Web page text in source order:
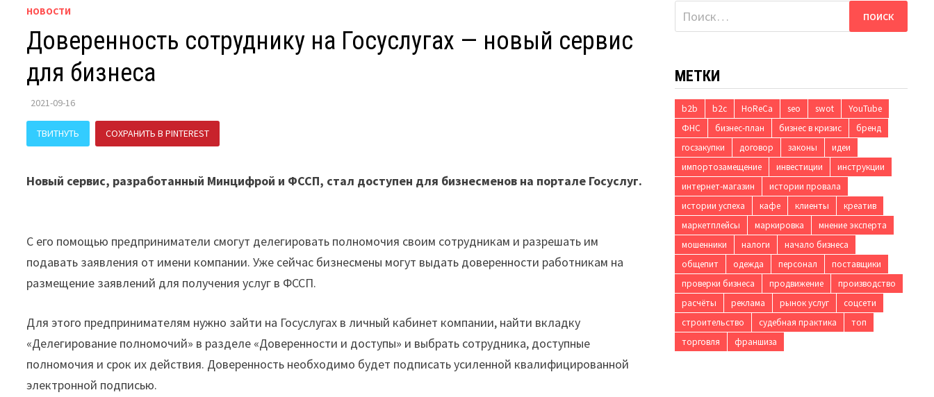
НОВОСТИ
Доверенность сотруднику на Госуслугах — новый сервис
для бизнеса
2021-09-16
ТВИТНУТЬ СОХРАНИТЬ В PINTEREST
Новый сервис, разработанный Минцифрой и ФССП, стал доступен для бизнесменов на портале Госуслуг.
С его помощью предприниматели смогут делегировать полномочия своим сотрудникам и разрешать им
подавать заявления от имени компании. Уже сейчас бизнесмены могут выдать доверенности работникам на
размещение заявлений для получения услуг в ФССП.
Для этого предпринимателям нужно зайти на Госуслугах в личный кабинет компании, найти вкладку
«Делегирование полномочий» в разделе «Доверенности и доступы» и выбрать сотрудника, доступные
полномочия и срок их действия. Доверенность необходимо будет подписать усиленной квалифицированной
электронной подписью.
Найти:
МЕТКИ
b2b b2c HoReCa seo swot
YouTube
ФНС
бизнес-план бизнес в кризис
бренд
госзакупки
договор законы
идеи
импортозамещение
инвестиции
инструкции
интернет-магазин
истории провала
истории успеха
кафе клиенты
креатив
маркетплейсы
маркировка
мнение эксперта
мошенники
налоги
начало бизнеса
общепит
одежда персонал
поставщики
проверки бизнеса
продвижение
производство
расчёты
реклама рынок услуг
соцсети
строительство
судебная практика
топ
торговля
франшиза